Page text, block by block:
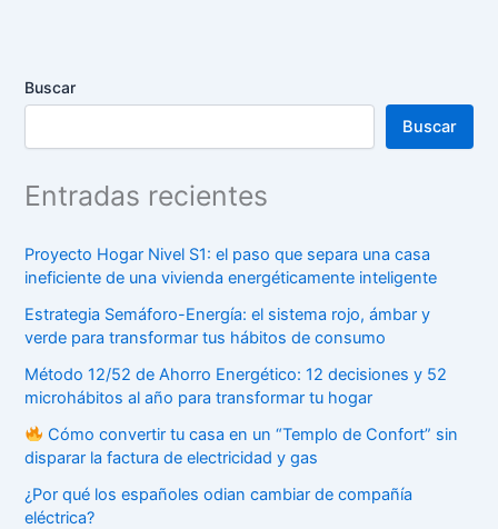
Buscar
Buscar
Entradas recientes
Proyecto Hogar Nivel S1: el paso que separa una casa
ineficiente de una vivienda energéticamente inteligente
Estrategia Semáforo-Energía: el sistema rojo, ámbar y
verde para transformar tus hábitos de consumo
Método 12/52 de Ahorro Energético: 12 decisiones y 52
microhábitos al año para transformar tu hogar
Cómo convertir tu casa en un “Templo de Confort” sin
disparar la factura de electricidad y gas
¿Por qué los españoles odian cambiar de compañía
eléctrica?